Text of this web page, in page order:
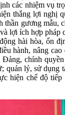
các nhiệm vụ
thắng lợi nghị
gương mẫu,
lợi ích hợp pháp
hài hòa, ổn
hành, nâng
chính
lý, sử dụng
hiện chế độ